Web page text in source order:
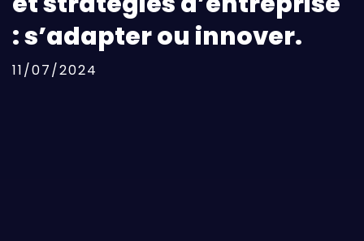
: s’adapter ou innover.
11/07/2024